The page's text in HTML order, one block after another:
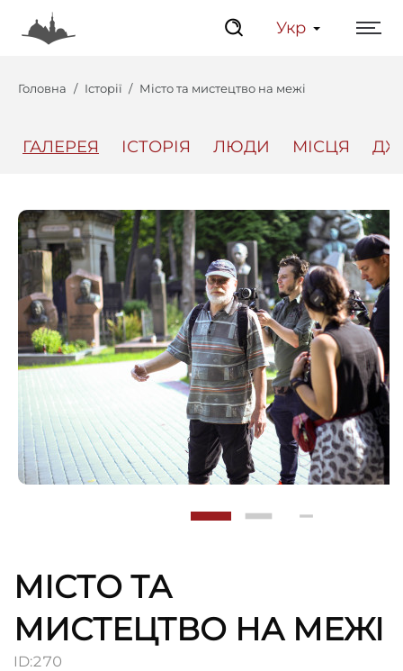
Укр
Головна Історії Місто та мистецтво на межі
ГАЛЕРЕЯ ІСТОРІЯ ЛЮДИ МІСЦЯ
МІСТО ТА
МИСТЕЦТВО НА МЕЖІ
ID:270